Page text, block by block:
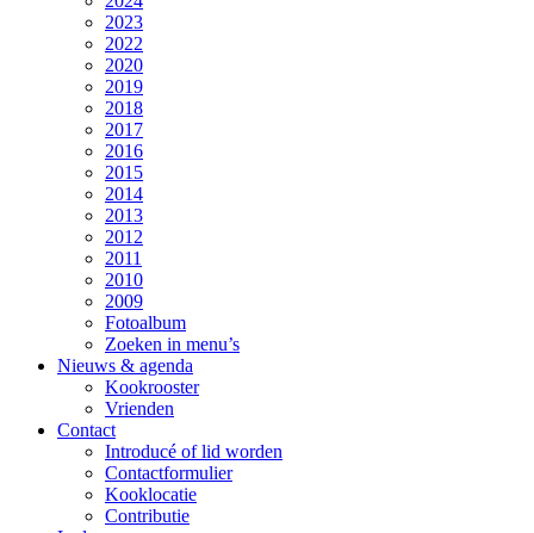
2023
2022
2020
2019
2018
2017
2016
2015
2014
2013
2012
2011
2010
2009
Fotoalbum
Zoeken in menu’s
Nieuws & agenda
Kookrooster
Vrienden
Contact
Introducé of lid worden
Contactformulier
Kooklocatie
Contributie